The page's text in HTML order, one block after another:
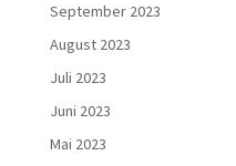
September 2023
August 2023
Juli 2023
Juni 2023
Mai 2023